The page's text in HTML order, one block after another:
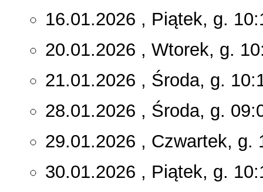
16.01.2026 , Piątek, g.
20.01.2026 , Wtorek, g.
21.01.2026 , Środa, g.
28.01.2026 , Środa, g.
29.01.2026 , Czwartek, g.
30.01.2026 , Piątek, g.